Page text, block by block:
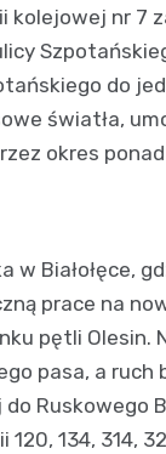
kolejowej nr 7
do
światła,
okres
w Białołęce,
prace na
pętli Olesin.
pasa, a ruch
do
134, 314,